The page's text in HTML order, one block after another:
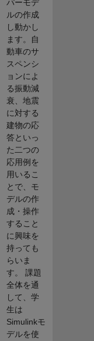
パーモデ
ルの作成
し動かし
ます。自
動車のサ
スペンシ
ョンによ
る振動減
衰、地震
に対する
建物の応
答といっ
た二つの
応用例を
用いるこ
とで、モ
デルの作
成・操作
すること
に興味を
持っても
らいま
す。 課題
全体を通
して、学
生は
Simulinkモ
デルを使